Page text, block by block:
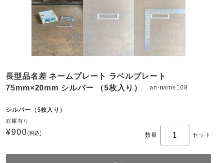
長型品名差 ネームプレート ラベルプレート
75mm×20mm シルバー （5枚入り）
an-name108
シルバー（5枚入り）
在庫有り
¥900 (税込) 数量 セット